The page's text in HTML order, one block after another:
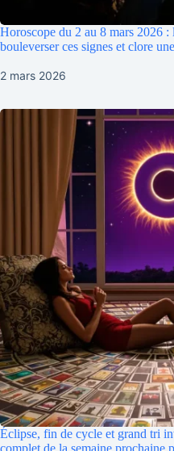
Horoscope du 2 au 8 mars 2026 :
bouleverser ces signes et clore
2 mars 2026
Éclipse, fin de cycle et grand tri